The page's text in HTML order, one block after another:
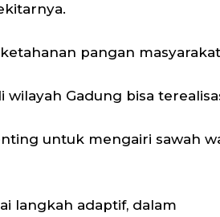
pangan
Gadung bisa
untuk mengairi sawah
langkah adaptif, dalam